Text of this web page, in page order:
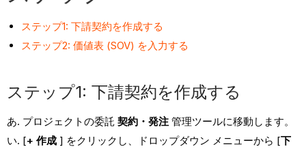
ステップ1: 下請契約を作成する
ステップ2: 価値表 (SOV) を入力する
ステップ1: 下請契約を作成する
プロジェクトの委託 契約・発注管理ツールに移動します。
[+ 作成] をクリックし、ドロップダウン メニューから [下